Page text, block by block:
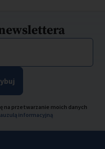
na przetwarzanie moich danych
informacyjną